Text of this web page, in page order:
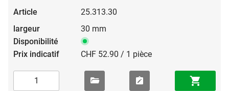
25.313.30
30 mm
CHF 52.90 / 1 pièce